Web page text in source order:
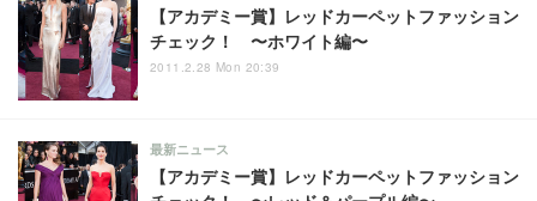
【アカデミー賞】レッドカーペットファッション
チェック！ 〜ホワイト編〜
2011.2.28 Mon 20:39
【アカデミー賞】レッドカーペットファッション
最新ニュース